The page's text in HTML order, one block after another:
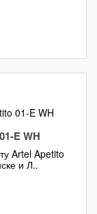
E WH
Artel Apetito
и Л..